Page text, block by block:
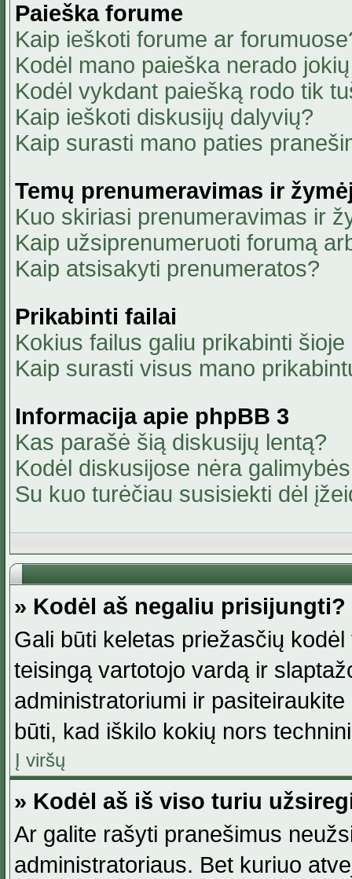
Paieška forume
Kaip ieškoti forume ar
Kodėl mano paieška nerado
Kodėl vykdant paiešką rodo tik
Kaip ieškoti diskusijų dalyvių?
Kaip surasti mano paties
Temų prenumeravimas ir
Kuo skiriasi prenumeravimas ir
Kaip užsiprenumeruoti forumą
Kaip atsisakyti prenumeratos?
Prikabinti failai
Kokius failus galiu prikabinti
Kaip surasti visus mano
Informacija apie phpBB 3
Kas parašė šią diskusijų lentą?
Kodėl diskusijose nėra
Su kuo turėčiau susisiekti dėl
» Kodėl aš negaliu prisijungti?
Gali būti keletas priežasčių
teisingą vartotojo vardą ir
administratoriumi ir
būti, kad iškilo kokių nors
Į viršų
» Kodėl aš iš viso turiu
Ar galite rašyti pranešimus
administratoriaus. Bet kuriuo